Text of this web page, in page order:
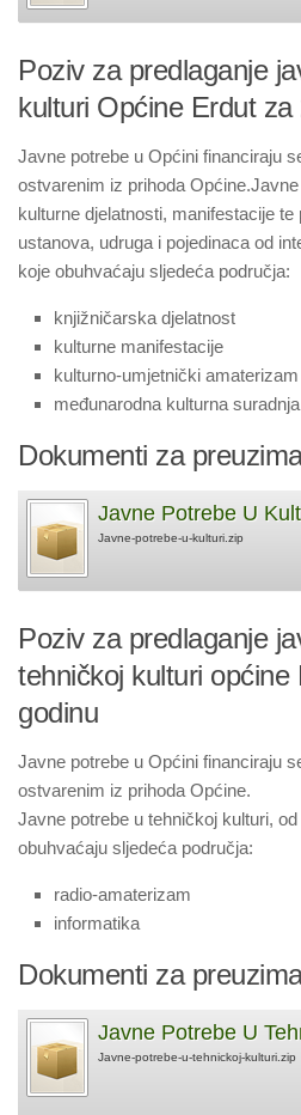
Poziv za predlaganje
kulturi Općine Erdut
Javne potrebe u Općini financiraju
ostvarenim iz prihoda
kulturne djelatnosti, manifestacije te
ustanova, udruga i pojedinaca od
koje obuhvaćaju sljedeća područja:
knjižničarska djelatnost
kulturne manifestacije
kulturno-umjetnički amaterizam
međunarodna kulturna suradnja
Dokumenti za
Javne Potrebe U
Javne-potrebe-u-kulturi.zip
Poziv za predlaganje
tehničkoj kulturi općine
godinu
Javne potrebe u Općini financiraju
ostvarenim iz prihoda Općine.
Javne potrebe u tehničkoj kulturi,
obuhvaćaju sljedeća područja:
radio-amaterizam
informatika
Dokumenti za
Javne Potrebe U
Javne-potrebe-u-tehnickoj-kulturi.zip